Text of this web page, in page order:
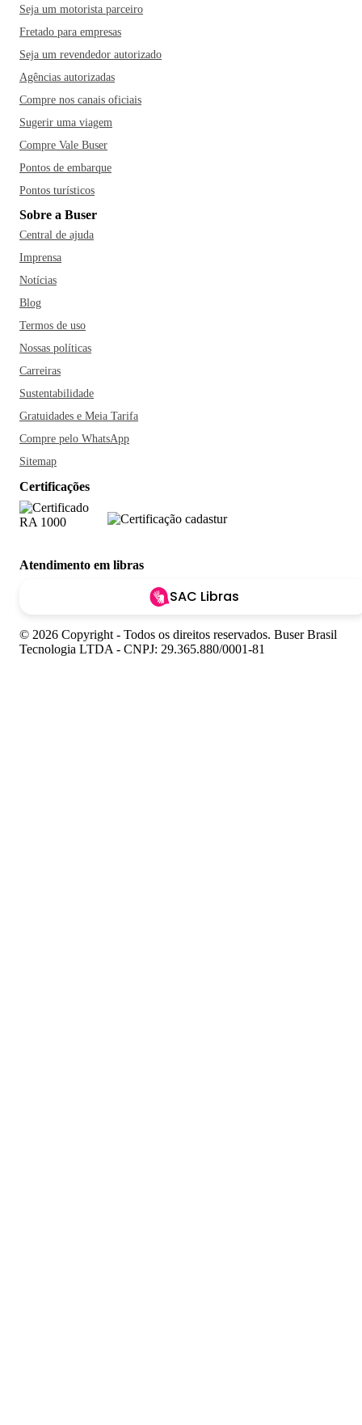
Seja um motorista parceiro
Fretado para empresas
Seja um revendedor autorizado
Agências autorizadas
Compre nos canais oficiais
Sugerir uma viagem
Compre Vale Buser
Pontos de embarque
Pontos turísticos
Sobre a Buser
Central de ajuda
Imprensa
Notícias
Blog
Termos de uso
Nossas políticas
Carreiras
Sustentabilidade
Gratuidades e Meia Tarifa
Compre pelo WhatsApp
Sitemap
Certificações
Atendimento em libras
SAC Libras
© 2026 Copyright - Todos os direitos reservados. Buser Brasil
Tecnologia LTDA - CNPJ: 29.365.880/0001-81